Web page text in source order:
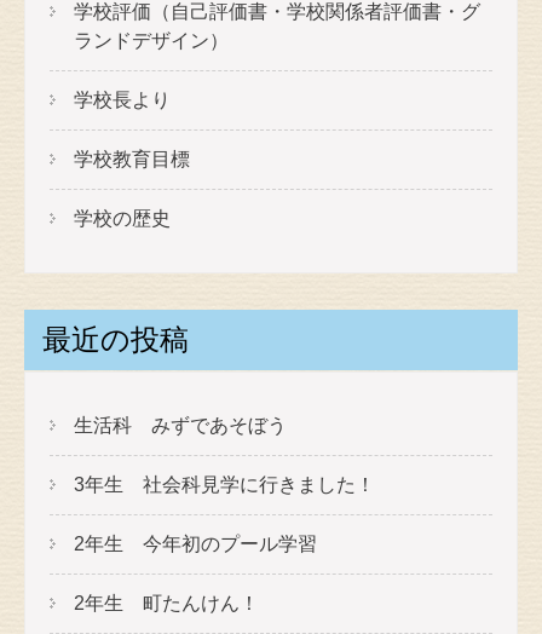
学校評価（自己評価書・学校関係者評価書・グ
ランドデザイン）
学校長より
学校教育目標
学校の歴史
最近の投稿
生活科 みずであそぼう
3年生 社会科見学に行きました！
2年生 今年初のプール学習
2年生 町たんけん！